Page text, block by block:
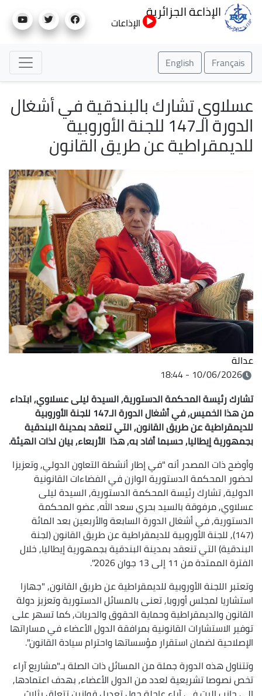
إلى
الإذاعة الجزائرية
الإذاعات
Français
English
عسلاوي تشارك بالبندقية في أشغال
الدورة الـ147 للجنة الأوروبية
للديمقراطية عن طريق القانون
عدالة
10/06/2026 - 18:44
تشارك رئيسة المحكمة الدستورية, السيدة ليلى عسلاوي, ابتداء
من هذا الخميس, في أشغال الدورة الـ147 للجنة الأوروبية
للديمقراطية عن طريق القانون, التي تنعقد بمدينة البندقية
بجمهورية إيطاليا, حسبما أفاد به, هذا الأربعاء, بيان لذات الهيئة.
وأوضح ذات المصدر أنه "في إطار أنشطة التعاون الدولي, وتعزيزا
لحضور المحكمة الدستورية الوازن في الفضاءات القانونية
الدولية, تشارك رئيسة المحكمة الدستورية, السيدة ليلى
عسلاوي, مرفوقة بالسيد بحري سعد الله, عضو المحكمة
الدستورية, في أشغال الدورة السابعة والأربعين بعد المائة
(147), للجنة الأوروبية للديمقراطية عن طريق القانون (لجنة
البندقية) التي تنعقد بمدينة البندقية بجمهورية إيطاليا, خلال
الفترة الممتدة من 11 إلى 13 جوان 2026".
وتعتبر اللجنة الأوروبية للديمقراطية عن طريق القانون, "جهازا
استشاريا لمجلس أوروبا, تعنى بالمسائل الدستورية وتعزيز دولة
القانون والديمقراطية وحماية الحقوق والحريات, كما تسهر على
توفير الاستشارات القانونية بمرافقة الدول الأعضاء في مساراتها
الإصلاحية لضمان استقرار مؤسساتها واحترام سيادة القانون".
وتتناول هذه الدورة جملة من المسائل ذات الصلة بـ"مشاريع آراء
تخص نصوصا تشريعية لعدد من الدول الأعضاء, بهدف اعتمادها,